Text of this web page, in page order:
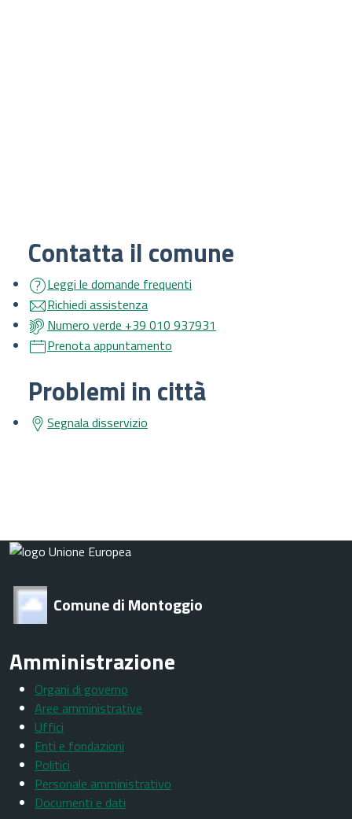
Contatta il comune
Leggi le domande frequenti
Richiedi assistenza
Numero verde +39 010 937931
Prenota appuntamento
Problemi in città
Segnala disservizio
Comune di Montoggio
Amministrazione
Organi di governo
Aree amministrative
Uffici
Enti e fondazioni
Politici
Personale amministrativo
Documenti e dati